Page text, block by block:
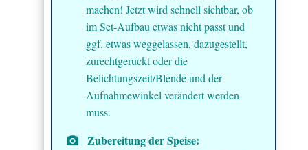
machen! Jetzt wird schnell sichtbar, ob
im Set-Aufbau etwas nicht passt und
ggf. etwas weggelassen, dazugestellt,
zurechtgerückt oder die
Belichtungszeit/Blende und der
Aufnahmewinkel verändert werden
muss.
Zubereitung der Speise: